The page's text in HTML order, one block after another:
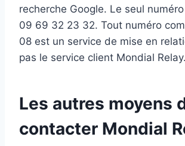
recherche Google. Le seul
09 69 32 23 32. Tout numéro
08 est un service de mise en
pas le service client Mondial Relay.
Les autres moyens
contacter Mondial